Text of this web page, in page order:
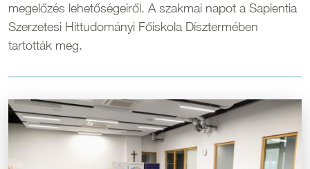
megelőzés lehetőségeiről. A szakmai napot a Sapientia
Szerzetesi Hittudományi Főiskola Dísztermében
tartották meg.
Kép